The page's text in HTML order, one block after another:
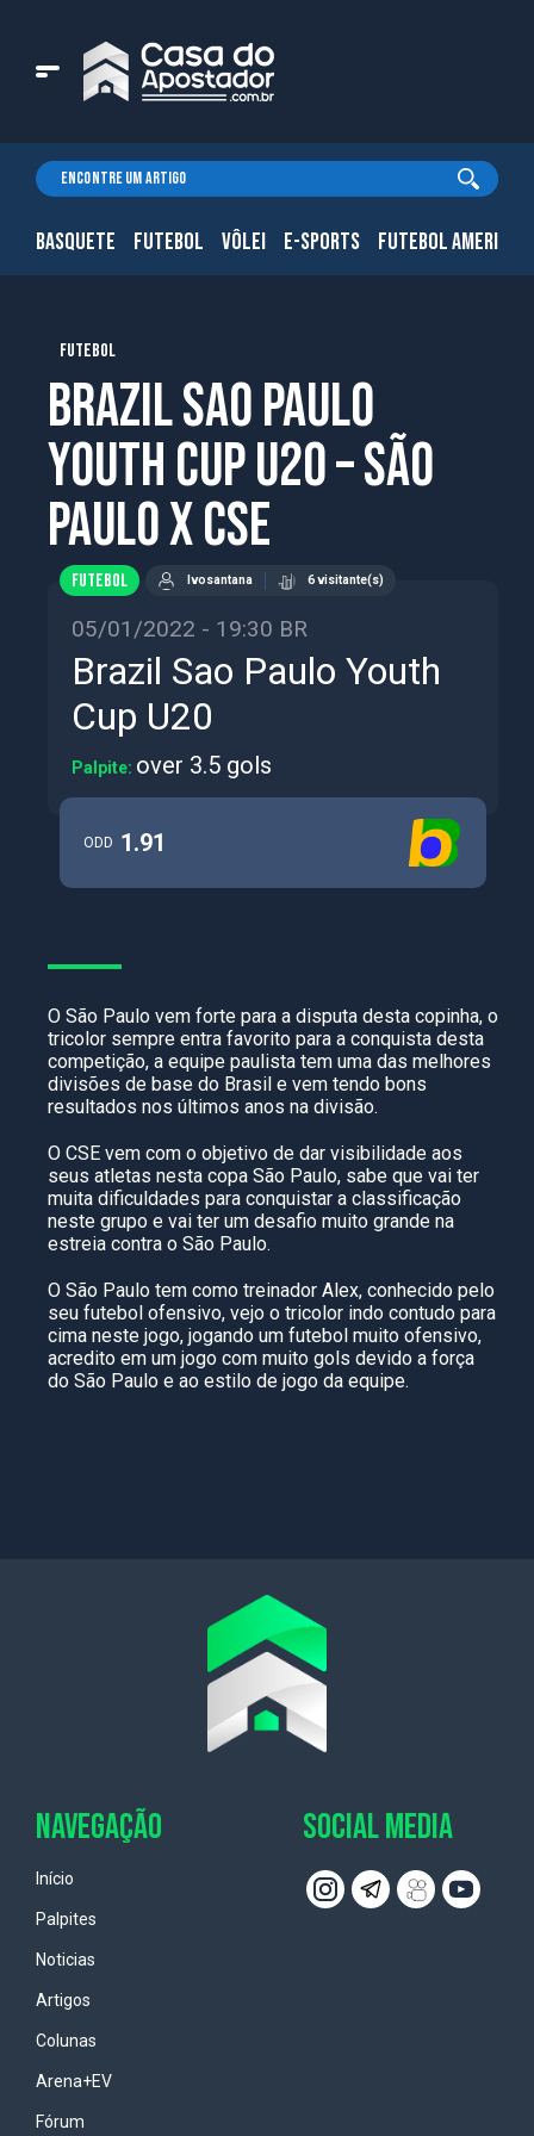
BASQUETE FUTEBOL VÔLEI E-SPORTS FUTEBOL
FUTEBOL
Brazil Sao Paulo
Youth Cup U20 – São
Paulo x CSE
FUTEBOL Ivosantana 6 visitante(s)
05/01/2022 - 19:30 BR
Brazil Sao Paulo Youth
Cup U20
Palpite: over 3.5 gols
ODD 1.91
O São Paulo vem forte para a disputa desta copinha, o
tricolor sempre entra favorito para a conquista desta
competição, a equipe paulista tem uma das melhores
divisões de base do Brasil e vem tendo bons
resultados nos últimos anos na divisão.
O CSE vem com o objetivo de dar visibilidade aos
seus atletas nesta copa São Paulo, sabe que vai ter
muita dificuldades para conquistar a classificação
neste grupo e vai ter um desafio muito grande na
estreia contra o São Paulo.
O São Paulo tem como treinador Alex, conhecido pelo
seu futebol ofensivo, vejo o tricolor indo contudo para
cima neste jogo, jogando um futebol muito ofensivo,
acredito em um jogo com muito gols devido a força
do São Paulo e ao estilo de jogo da equipe.
NAVEGAÇÃO
Início
Palpites
Noticias
Artigos
Colunas
Arena+EV
Fórum
SOCIAL MEDIA